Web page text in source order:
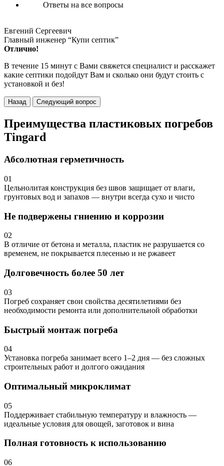
Ответы на все вопросы
Евгений Сергеевич
Главный инженер “Купи септик”
Отлично!
В течение 15 минут с Вами свяжется специалист и расскажет
какие септики подойдут Вам и сколько они будут стоить с
установкой и без!
Назад Следующий вопрос
Преимущества пластиковых погребов
Tingard
Абсолютная герметичность
01
Цельнолитая конструкция без швов защищает от влаги,
грунтовых вод и запахов — внутри всегда сухо и чисто
Не подвержены гниению и коррозии
02
В отличие от бетона и металла, пластик не разрушается со
временем, не покрывается плесенью и не ржавеет
Долговечность более 50 лет
03
Погреб сохраняет свои свойства десятилетиями без
необходимости ремонта или дополнительной обработки
Быстрый монтаж погреба
04
Установка погреба занимает всего 1–2 дня — без сложных
строительных работ и долгого ожидания
Оптимальный микроклимат
05
Поддерживает стабильную температуру и влажность —
идеальные условия для овощей, заготовок и вина
Полная готовность к использованию
06